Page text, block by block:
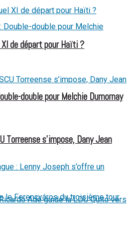
double pour Melchie Dumornay
de départ pour Haïti ?
Torreense s’impose, Dany Jean